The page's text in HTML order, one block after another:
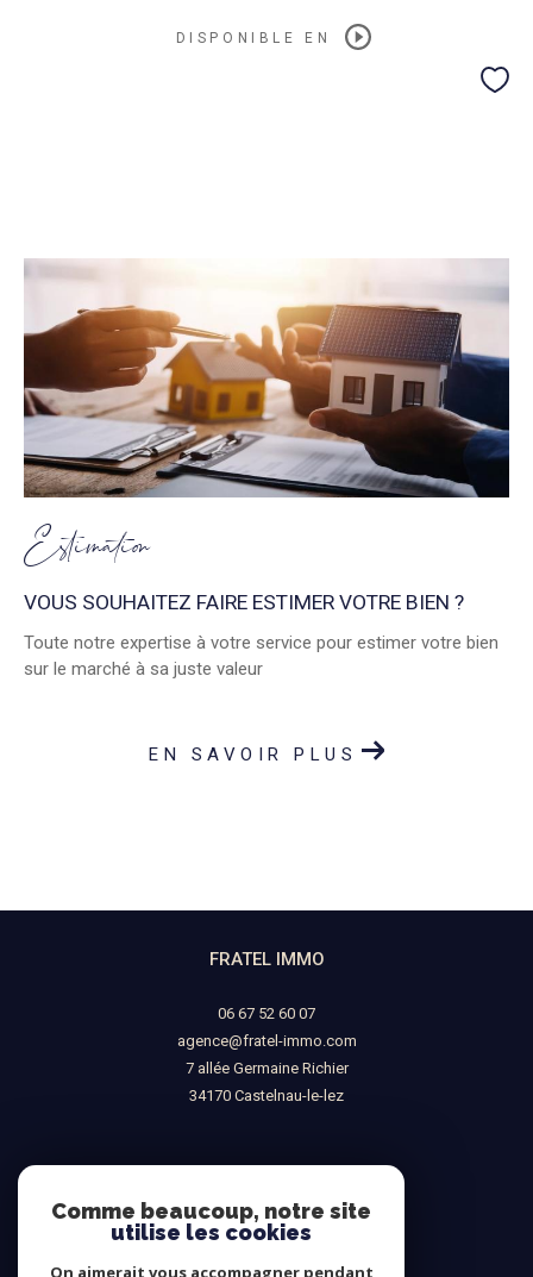
DISPONIBLE EN
Estimation
VOUS SOUHAITEZ FAIRE ESTIMER VOTRE BIEN ?
Toute notre expertise à votre service pour estimer votre bien
sur le marché à sa juste valeur
EN SAVOIR PLUS
FRATEL IMMO
06 67 52 60 07
agence@fratel-immo.com
7 allée Germaine Richier
34170
castelnau-le-lez
Comme beaucoup, notre site
utilise les cookies
On aimerait vous accompagner pendant